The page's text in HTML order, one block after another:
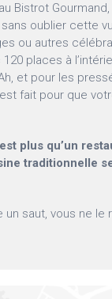
Bistrot Gourmand,
oublier cette
ou autres
places à
et pour les
fait pour que
plus qu’un
traditionnelle
un saut, vous ne